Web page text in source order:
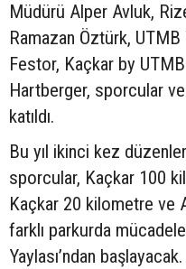
Müdürü Alper Avluk,
Ramazan Öztürk,
Festor, Kaçkar by
Hartberger, sporcular
katıldı.
Bu yıl ikinci kez
sporcular, Kaçkar 100
Kaçkar 20 kilometre ve
farklı parkurda
Yaylası’ndan